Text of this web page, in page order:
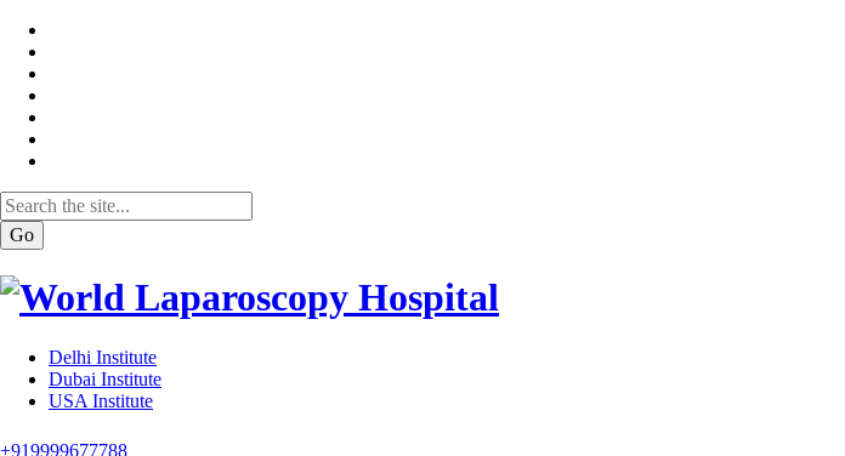
Go
Delhi Institute
Dubai Institute
USA Institute
+919999677788